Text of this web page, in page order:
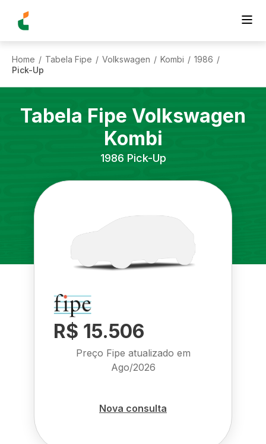
Home / Tabela Fipe / Volkswagen / Kombi / 1986 /
Pick-Up
Tabela Fipe Volkswagen
Kombi
1986 Pick-Up
R$ 15.506
Preço Fipe atualizado em
Ago/2026
Nova consulta